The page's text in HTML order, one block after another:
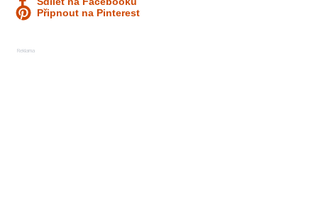
Připnout na Pinterest
Reklama